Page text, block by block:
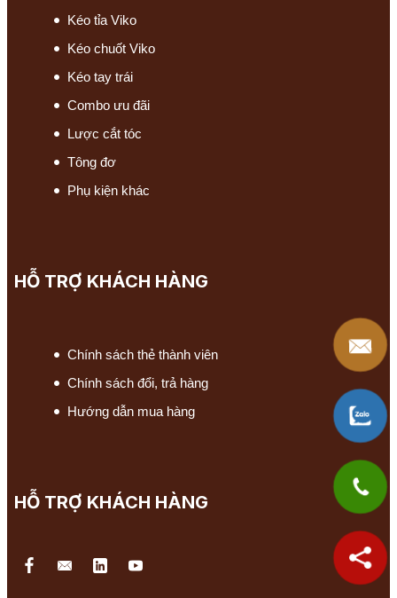
Kéo tỉa Viko
Kéo chuốt Viko
Kéo tay trái
Combo ưu đãi
Lược cắt tóc
Tông đơ
Phụ kiện khác
HỖ TRỢ KHÁCH HÀNG
Chính sách thẻ thành viên
Chính sách đổi, trả hàng
Hướng dẫn mua hàng
HỖ TRỢ KHÁCH HÀNG